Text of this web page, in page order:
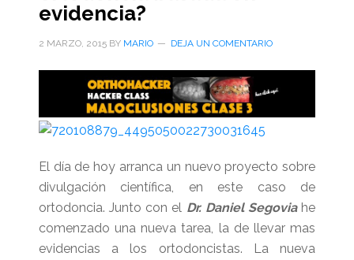
evidencia?
2 MARZO, 2015BY MARIO DEJA UN COMENTARIO
El día de hoy arranca un nuevo proyecto sobre
divulgación científica, en este caso de
ortodoncia. Junto con el Dr. Daniel Segoviahe
comenzado una nueva tarea, la de llevar mas
evidencias a los ortodoncistas. La nueva